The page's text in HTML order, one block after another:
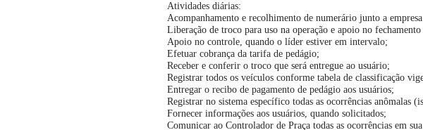
Atividades diárias:
Acompanhamento e recolhimento de numerário junto a
Liberação de troco para uso na operação e apoio no
Apoio no controle, quando o líder estiver em intervalo;
Efetuar cobrança da tarifa de pedágio;
Receber e conferir o troco que será entregue ao usuário;
Registrar todos os veículos conforme tabela de classificação
Entregar o recibo de pagamento de pedágio aos usuários;
Registrar no sistema específico todas as ocorrências anômalas
Fornecer informações aos usuários, quando solicitados;
Comunicar ao Controlador de Praça todas as ocorrências em